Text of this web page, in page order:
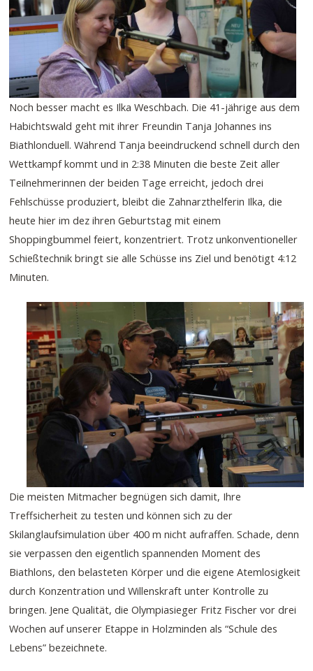
Noch besser macht es Ilka Weschbach. Die 41-jährige aus dem
Habichtswald geht mit ihrer Freundin Tanja Johannes ins
Biathlonduell. Während Tanja beeindruckend schnell durch den
Wettkampf kommt und in 2:38 Minuten die beste Zeit aller
Teilnehmerinnen der beiden Tage erreicht, jedoch drei
Fehlschüsse produziert, bleibt die Zahnarzthelferin Ilka, die
heute hier im dez ihren Geburtstag mit einem
Shoppingbummel feiert, konzentriert. Trotz unkonventioneller
Schießtechnik bringt sie alle Schüsse ins Ziel und benötigt 4:12
Minuten.
Die meisten Mitmacher begnügen sich damit, Ihre
Treffsicherheit zu testen und können sich zu der
Skilanglaufsimulation über 400 m nicht aufraffen. Schade, denn
sie verpassen den eigentlich spannenden Moment des
Biathlons, den belasteten Körper und die eigene Atemlosigkeit
durch Konzentration und Willenskraft unter Kontrolle zu
bringen. Jene Qualität, die Olympiasieger Fritz Fischer vor drei
Wochen auf unserer Etappe in Holzminden als “Schule des
Lebens” bezeichnete.